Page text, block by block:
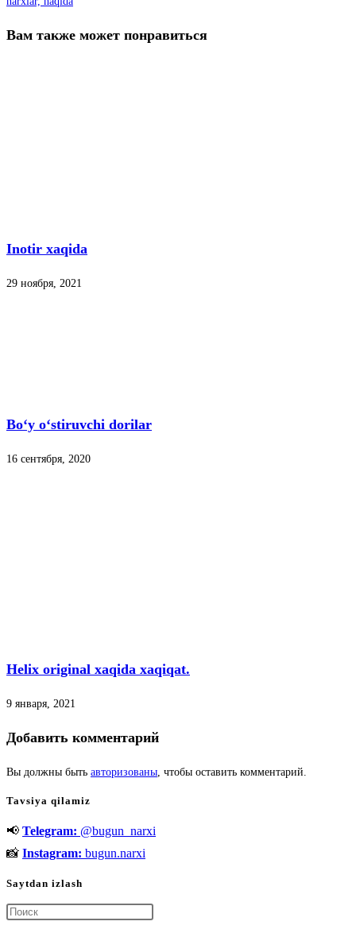
Вам также может понравиться
Inotir xaqida
29 ноября, 2021
Bo‘y o‘stiruvchi dorilar
16 сентября, 2020
Helix original xaqida xaqiqat.
9 января, 2021
Добавить комментарий
Вы должны быть авторизованы, чтобы оставить комментарий.
Tavsiya qilamiz
📢 Telegram: @bugun_narxi
📸 Instagram: bugun.narxi
Saytdan izlash